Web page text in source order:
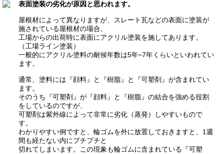
表面塗装の劣化が原因と思われます。
屋根材によって異なりますが、スレート瓦などの表面に塗装が
施されている屋根材の場合、
工場からの出荷時に表面にアクリル塗装を施してあります。
（工場ライン塗装）
一般的にアクリル塗料の耐候年数は5年~7年くらいといわれてい
ます。
通常、塗料には『顔料』と『樹脂』と『可塑剤』が含まれてい
ます。
そのうち『可塑剤』が『顔料』と『樹脂』の結合を強める役割
をしているのですが、
可塑剤は紫外線によって非常に劣化（蒸発）しやすいもので
す。
わかりやすい例ですと、輪ゴムを外に放置しておきますと、1週
間も経たない内にプチプチと
切れてしまいます。この現象も輪ゴムに含まれている『可塑